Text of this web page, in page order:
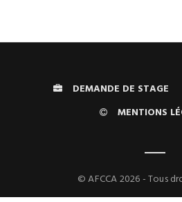
DEMANDE DE STAGE
MENTIONS
© AFCCA 2026 - Tous